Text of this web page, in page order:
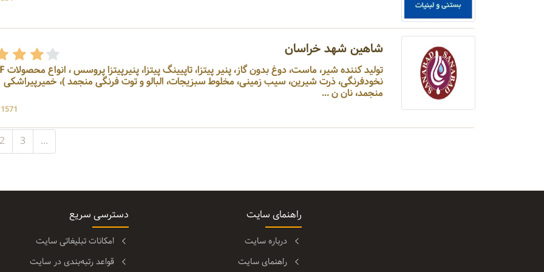
شاهین شهد خراسان
نخودفرنگی، ذرت شیرین، سیب زمینی، مخلوط سبزیجات، البالو و توت فرنگی منجمد )، خمیرپیراشکی
منجمد، نان ن ...
11571
2 3 ...
راهنمای سایت
درباره سایت
راهنمای سایت
دسترسی سریع
امکانات تبلیغاتی سایت
قواعد رتبه‌بندی در سایت